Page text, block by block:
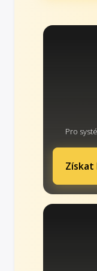
Pro
Získat